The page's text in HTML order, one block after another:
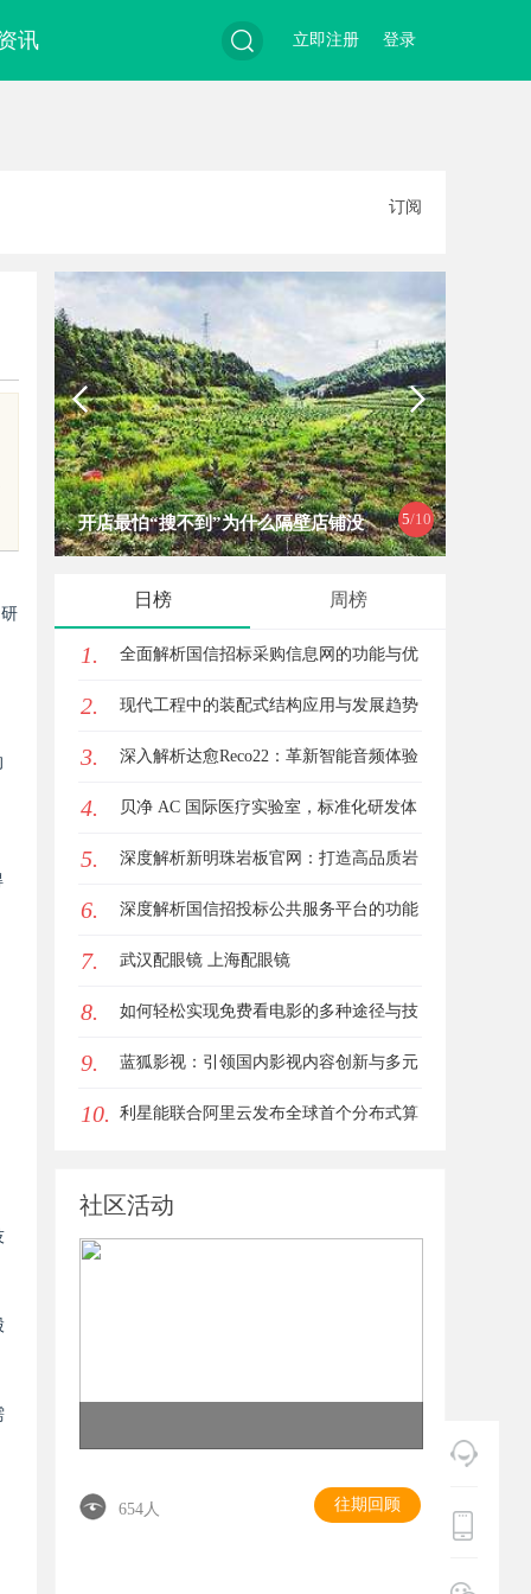
讯 登录
立即注册
订阅
5/10
开店最怕“搜不到”为什么隔壁店铺没
日榜 周榜
1. 全面解析国信招标采购信息网的功能与优
势
2. 现代工程中的装配式结构应用与发展趋势
探析
3. 深入解析达愈Reco22：革新智能音频体验
的先锋技术
4. 贝净 AC 国际医疗实验室，标准化研发体
系全解析
5. 深度解析新明珠岩板官网：打造高品质岩
板行业标杆平台
6. 深度解析国信招投标公共服务平台的功能
与优势
7. 武汉配眼镜 上海配眼镜
8. 如何轻松实现免费看电影的多种途径与技
巧分享
9. 蓝狐影视：引领国内影视内容创新与多元
化发展的先锋力量
10. 利星能联合阿里云发布全球首个分布式算
社区活动
654人 往期回顾